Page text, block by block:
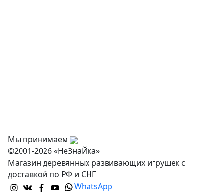
Мы принимаем
©2001-2026 «НеЗнаЙка»
Магазин деревянных развивающих игрушек с
доставкой по РФ и СНГ
WhatsApp